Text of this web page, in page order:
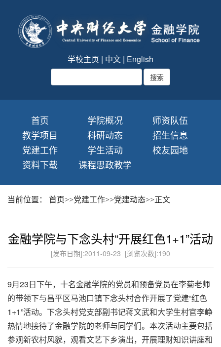
学校主页 | 中文 | English
首页 学院概况
师资队伍
教学项目
科研动态
招生信息
党建工作
学生活动
校友园地
资料下载
课程思政教学
当前位置： 首页>>党建工作>>党建动态>>正文
金融学院与下念头村“开展红色1+1”活动
[发布日期]:2011-09-23 [浏览次数]:190
9月23日下午，十名金融学院的党员和预备党员在李菊老师
的带领下与昌平区马池口镇下念头村合作开展了党建“红色
1+1”活动。下念头村党支部副书记蒋文武和大学生村官李峥
热情地接待了金融学院的老师与同学们。本次活动主要包括
参观新农村风貌，观看文艺下乡演出，开展理财知识讲座和